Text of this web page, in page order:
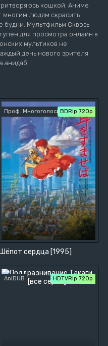
кошкой. Аниме
многим людям скрасить
будни. Мультфильм Сквозь
для просмотра онлайн в
мультиков не
день нового зрителя.
анидаб.
Шёпот сердца [1995]
Проф. МногоголосыйBDRip 720p
AniDUB HDTVRip 720p